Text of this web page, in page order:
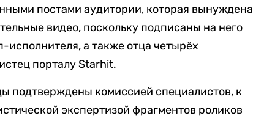
постами аудитории, которая вынуждена
видео, поскольку подписаны на него
исполнителя, а также отца четырёх
истец порталу Starhit.
подтверждены комиссией специалистов, к
экспертизой фрагментов роликов